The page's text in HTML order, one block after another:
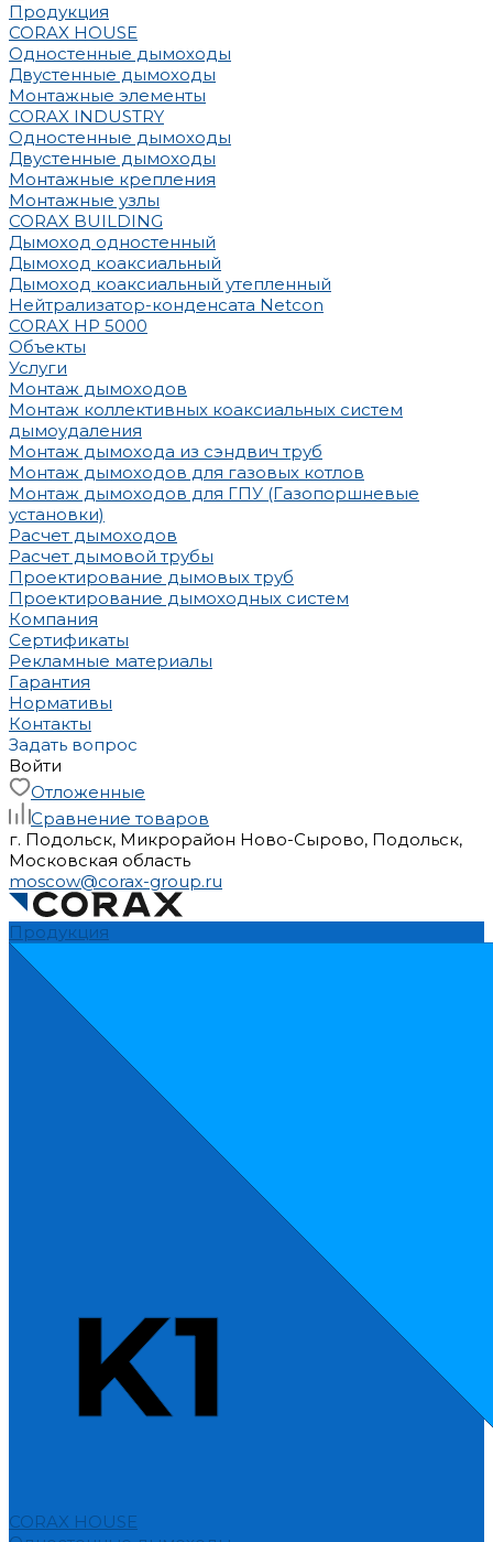
Продукция
CORAX HOUSE
Одностенные дымоходы
Двустенные дымоходы
Монтажные элементы
CORAX INDUSTRY
Одностенные дымоходы
Двустенные дымоходы
Монтажные крепления
Монтажные узлы
CORAX BUILDING
Дымоход одностенный
Дымоход коаксиальный
Дымоход коаксиальный утепленный
Нейтрализатор-конденсата Netcon
CORAX HP 5000
Объекты
Услуги
Монтаж дымоходов
Монтаж коллективных коаксиальных систем
дымоудаления
Монтаж дымохода из сэндвич труб
Монтаж дымоходов для газовых котлов
Монтаж дымоходов для ГПУ (Газопоршневые
установки)
Расчет дымоходов
Расчет дымовой трубы
Проектирование дымовых труб
Проектирование дымоходных систем
Компания
Сертификаты
Рекламные материалы
Гарантия
Нормативы
Контакты
Задать вопрос
Войти
Отложенные
Сравнение товаров
г. Подольск, Микрорайон Ново-Сырово, Подольск,
Московская область
moscow@corax-group.ru
Продукция
CORAX HOUSE